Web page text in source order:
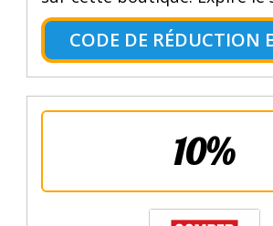
CODE DE RÉDUCTION
10%